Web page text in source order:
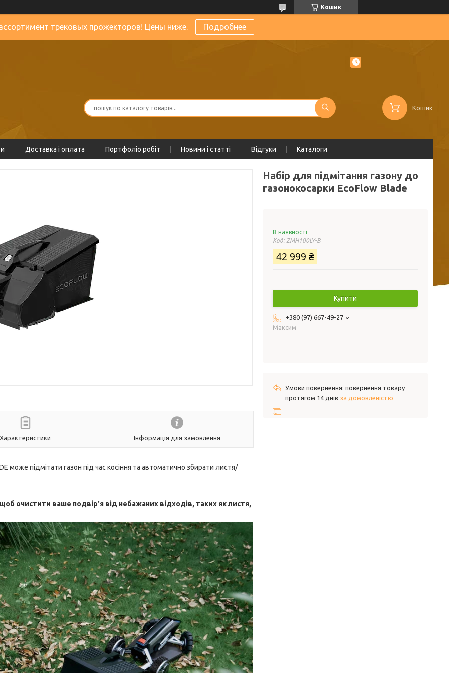
Кошик
трековых прожекторов! Цены ниже. Подробнее
Кошик
Доставка і оплата Портфоліо робіт Новини і статті Відгуки Каталоги
Характеристики Інформація для замовлення
може підмітати газон під час косіння та автоматично збирати листя/
очистити ваше подвір'я від небажаних відходів, таких як листя,
Набір для підмітання газону до
газонокосарки EcoFlow Blade
В наявності
Код: ZMH100LY-B
42 999 ₴
Купити
+380 (97) 667-49-27
Максим
повернення товару
протягом 14 днів за домовленістю